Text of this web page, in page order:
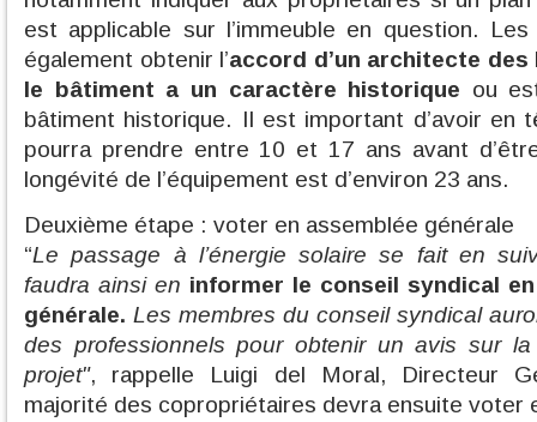
est applicable sur l’immeuble en question.
également obtenir l’accord d’un architecte
le bâtiment a un caractère historique ou
bâtiment historique. Il est important d’avoir en
pourra prendre entre 10 et 17 ans avant
longévité de l’équipement est d’environ 23 ans.
Deuxième étape : voter en assemblée générale
“Le passage à l’énergie solaire se fait en
faudra ainsi en informer le conseil syndical
générale. Les membres du conseil syndical
des professionnels pour obtenir un avis sur
projet", rappelle Luigi del Moral, Directeur
majorité des copropriétaires devra ensuite voter